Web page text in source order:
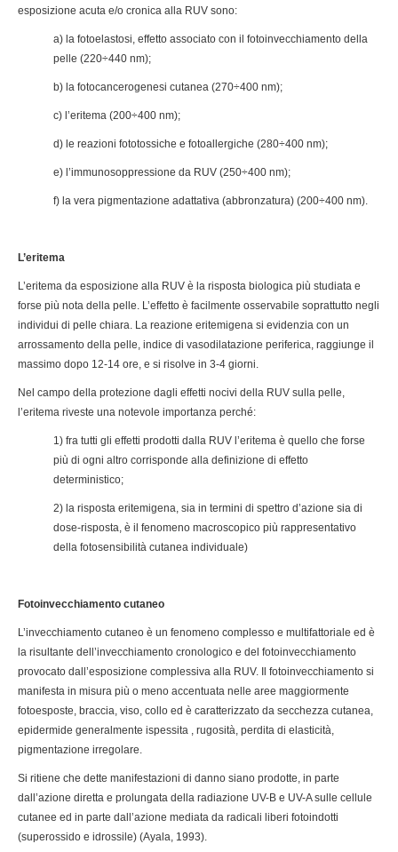
esposizione acuta e/o cronica alla RUV sono:
a) la fotoelastosi, effetto associato con il fotoinvecchiamento della
pelle (220÷440 nm);
b) la fotocancerogenesi cutanea (270÷400 nm);
c) l’eritema (200÷400 nm);
d) le reazioni fototossiche e fotoallergiche (280÷400 nm);
e) l’immunosoppressione da RUV (250÷400 nm);
f) la vera pigmentazione adattativa (abbronzatura) (200÷400 nm).
L’eritema
L’eritema da esposizione alla RUV è la risposta biologica più studiata e
forse più nota della pelle. L’effetto è facilmente osservabile soprattutto negli
individui di pelle chiara. La reazione eritemigena si evidenzia con un
arrossamento della pelle, indice di vasodilatazione periferica, raggiunge il
massimo dopo 12-14 ore, e si risolve in 3-4 giorni.
Nel campo della protezione dagli effetti nocivi della RUV sulla pelle,
l’eritema riveste una notevole importanza perché:
1) fra tutti gli effetti prodotti dalla RUV l’eritema è quello che forse
più di ogni altro corrisponde alla definizione di effetto
deterministico;
2) la risposta eritemigena, sia in termini di spettro d’azione sia di
dose-risposta, è il fenomeno macroscopico più rappresentativo
della fotosensibilità cutanea individuale)
Fotoinvecchiamento cutaneo
L’invecchiamento cutaneo è un fenomeno complesso e multifattoriale ed è
la risultante dell’invecchiamento cronologico e del fotoinvecchiamento
provocato dall’esposizione complessiva alla RUV. Il fotoinvecchiamento si
manifesta in misura più o meno accentuata nelle aree maggiormente
fotoesposte, braccia, viso, collo ed è caratterizzato da secchezza cutanea,
epidermide generalmente ispessita , rugosità, perdita di elasticità,
pigmentazione irregolare.
Si ritiene che dette manifestazioni di danno siano prodotte, in parte
dall’azione diretta e prolungata della radiazione UV-B e UV-A sulle cellule
cutanee ed in parte dall’azione mediata da radicali liberi fotoindotti
(superossido e idrossile) (Ayala, 1993).